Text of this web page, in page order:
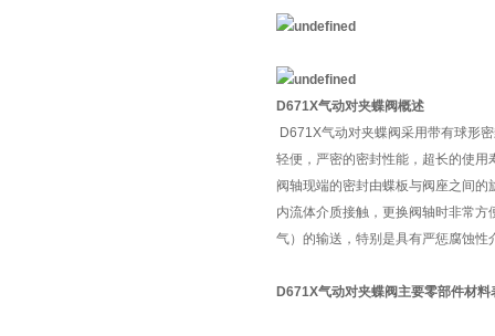
D671X气动对夹蝶阀概述
D671X气动对夹蝶阀采用带有球形
轻便，严密的密封性能，超长的使
阀轴现端的密封由蝶板与阀座之间
内流体介质接触，更换阀轴时非常
气）的输送，特别是具有严惩腐蚀
D671X气动对夹蝶阀主要零部件材料